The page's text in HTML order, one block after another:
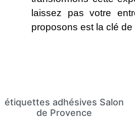
laissez pas votre
proposons est la clé
étiquettes adhésives Salon
de Provence